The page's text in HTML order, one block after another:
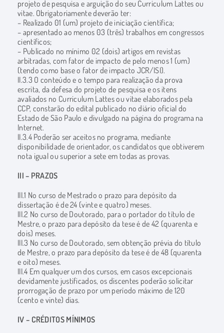
projeto de pesquisa e arguição do seu Curriculum Lattes ou
vitae. Obrigatoriamente deverão ter:
– Realizado 01 (um) projeto de iniciação científica;
– apresentado ao menos 03 (três) trabalhos em congressos
científicos;
– Publicado no mínimo 02 (dois) artigos em revistas
arbitradas, com fator de impacto de pelo menos 1 (um)
(tendo como base o fator de impacto JCR/ISI).
II.3.3 O conteúdo e o tempo para realização da prova
escrita, da defesa do projeto de pesquisa e os itens
avaliados no Curriculum Lattes ou vitae elaborados pela
CCP, constarão do edital publicado no diário oficial do
Estado de São Paulo e divulgado na página do programa na
Internet.
II.3.4 Poderão ser aceitos no programa, mediante
disponibilidade de orientador, os candidatos que obtiverem
nota igual ou superior a sete em todas as provas.
III – PRAZOS
III.1 No curso de Mestrado o prazo para depósito da
dissertação é de 24 (vinte e quatro) meses.
III.2 No curso de Doutorado, para o portador do título de
Mestre, o prazo para depósito da tese é de 42 (quarenta e
dois) meses.
III.3 No curso de Doutorado, sem obtenção prévia do título
de Mestre, o prazo para depósito da tese é de 48 (quarenta
e oito) meses.
III.4 Em qualquer um dos cursos, em casos excepcionais
devidamente justificados, os discentes poderão solicitar
prorrogação de prazo por um período máximo de 120
(cento e vinte) dias.
IV – CRÉDITOS MÍNIMOS